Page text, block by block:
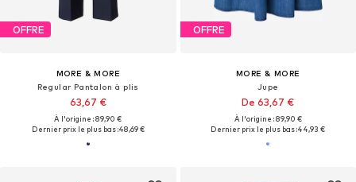
OFFRE
MORE & MORE
Regular Pantalon à plis
63,67 €
À l'origine : 89,90 €
Dernier prix le plus bas :48,69 €
OFFRE
MORE & MORE
Jupe
De 63,67 €
À l'origine : 89,90 €
Dernier prix le plus bas :44,93 €